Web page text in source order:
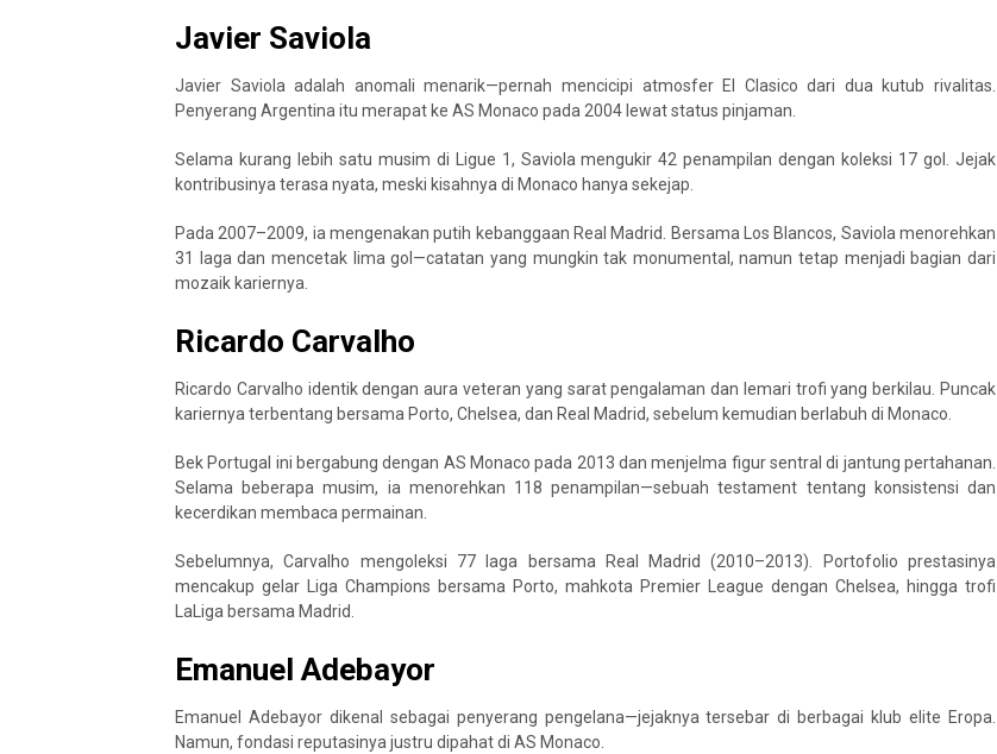
Javier Saviola
Javier Saviola adalah anomali menarik—pernah mencicipi atmosfer El Clasico dari dua kutub rivalitas.
Penyerang Argentina itu merapat ke AS Monaco pada 2004 lewat status pinjaman.
Selama kurang lebih satu musim di Ligue 1, Saviola mengukir 42 penampilan dengan koleksi 17 gol. Jejak
kontribusinya terasa nyata, meski kisahnya di Monaco hanya sekejap.
Pada 2007–2009, ia mengenakan putih kebanggaan Real Madrid. Bersama Los Blancos, Saviola menorehkan
31 laga dan mencetak lima gol—catatan yang mungkin tak monumental, namun tetap menjadi bagian dari
mozaik kariernya.
Ricardo Carvalho
Ricardo Carvalho identik dengan aura veteran yang sarat pengalaman dan lemari trofi yang berkilau. Puncak
kariernya terbentang bersama Porto, Chelsea, dan Real Madrid, sebelum kemudian berlabuh di Monaco.
Bek Portugal ini bergabung dengan AS Monaco pada 2013 dan menjelma figur sentral di jantung pertahanan.
Selama beberapa musim, ia menorehkan 118 penampilan—sebuah testament tentang konsistensi dan
kecerdikan membaca permainan.
Sebelumnya, Carvalho mengoleksi 77 laga bersama Real Madrid (2010–2013). Portofolio prestasinya
mencakup gelar Liga Champions bersama Porto, mahkota Premier League dengan Chelsea, hingga trofi
LaLiga bersama Madrid.
Emanuel Adebayor
Emanuel Adebayor dikenal sebagai penyerang pengelana—jejaknya tersebar di berbagai klub elite Eropa.
Namun, fondasi reputasinya justru dipahat di AS Monaco.